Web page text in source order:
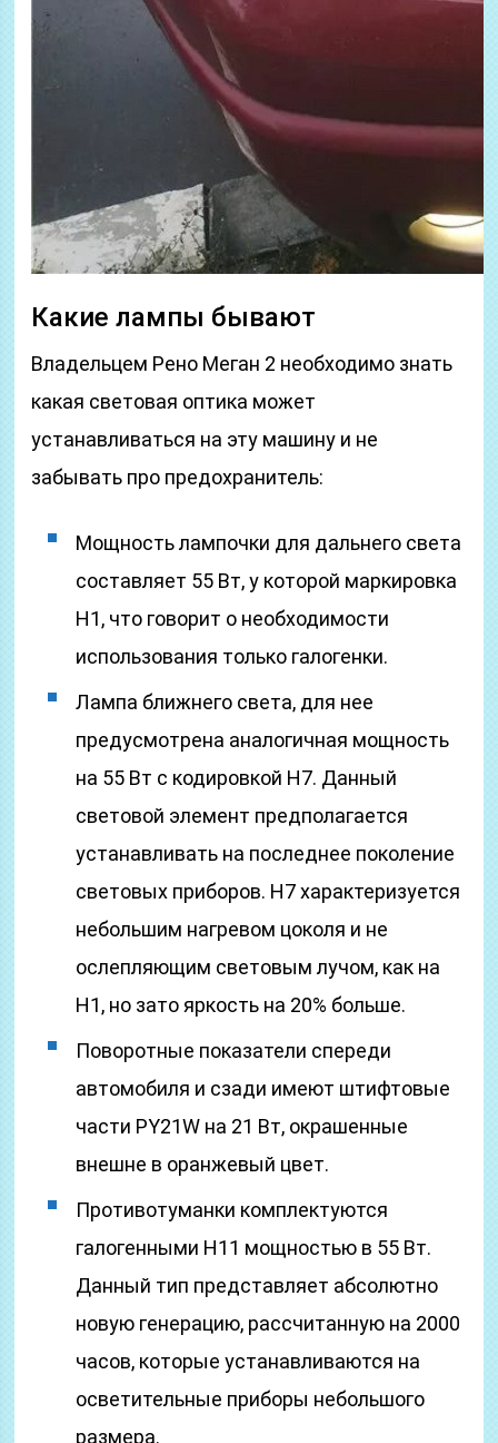
Какие лампы бывают
Владельцем Рено Меган 2 необходимо знать
какая световая оптика может
устанавливаться на эту машину и не
забывать про предохранитель:
Мощность лампочки для дальнего света
составляет 55 Вт, у которой маркировка
Н1, что говорит о необходимости
использования только галогенки.
Лампа ближнего света, для нее
предусмотрена аналогичная мощность
на 55 Вт с кодировкой Н7. Данный
световой элемент предполагается
устанавливать на последнее поколение
световых приборов. Н7 характеризуется
небольшим нагревом цоколя и не
ослепляющим световым лучом, как на
Н1, но зато яркость на 20% больше.
Поворотные показатели спереди
автомобиля и сзади имеют штифтовые
части PY21W на 21 Вт, окрашенные
внешне в оранжевый цвет.
Противотуманки комплектуются
галогенными Н11 мощностью в 55 Вт.
Данный тип представляет абсолютно
новую генерацию, рассчитанную на 2000
часов, которые устанавливаются на
осветительные приборы небольшого
размера.